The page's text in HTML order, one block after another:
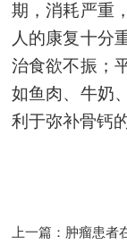
期，消耗严重
人的康复十分
治食欲不振；
如鱼肉、牛奶
利于弥补骨钙
上一篇： 肿瘤患者